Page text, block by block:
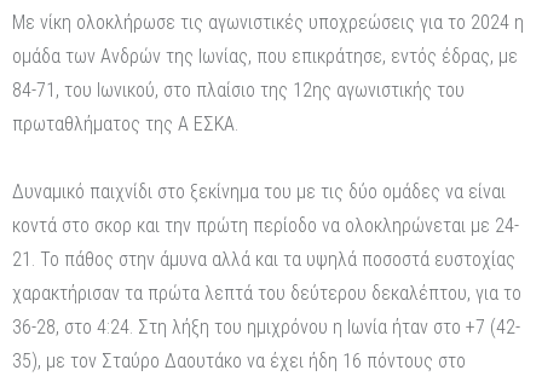
Με νίκη ολοκλήρωσε τις αγωνιστικές υποχρεώσεις για το 2024 η
ομάδα των Ανδρών της Ιωνίας, που επικράτησε, εντός έδρας, με
84-71, του Ιωνικού, στο πλαίσιο της 12ης αγωνιστικής του
πρωταθλήματος της Α ΕΣΚΑ.
Δυναμικό παιχνίδι στο ξεκίνημα του με τις δύο ομάδες να είναι
κοντά στο σκορ και την πρώτη περίοδο να ολοκληρώνεται με 24-
21. Το πάθος στην άμυνα αλλά και τα υψηλά ποσοστά ευστοχίας
χαρακτήρισαν τα πρώτα λεπτά του δεύτερου δεκαλέπτου, για το
36-28, στο 4:24. Στη λήξη του ημιχρόνου η Ιωνία ήταν στο +7 (42-
35), με τον Σταύρο Δαουτάκο να έχει ήδη 16 πόντους στο